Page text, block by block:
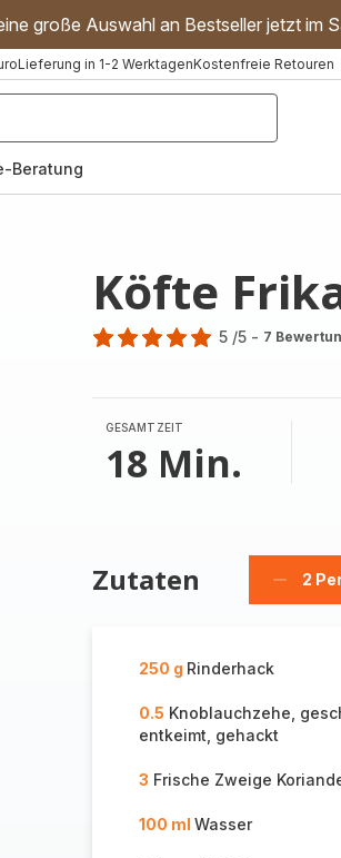
große Auswahl an Bestseller jetzt im
Lieferung in 1-2 WerktagenKostenfreie Retouren
Beratung
Köfte
5
Sternen
(Durchschnitt)
5 /5 - 7
GESAMTZEIT
18 Min.
Zutaten 2
250 g Rinderhack
0.5 Knoblauchzehe,
entkeimt, gehackt
3 Frische Zweige
100 ml Wasser